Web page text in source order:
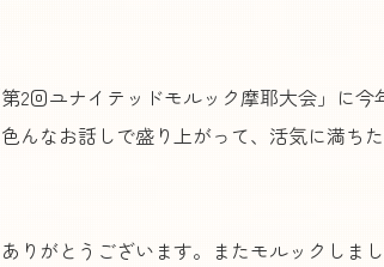
2回ユナイテッドモルック摩耶大会」に
んなお話しで盛り上がって、活気に満ち
りがとうございます。またモルックしま